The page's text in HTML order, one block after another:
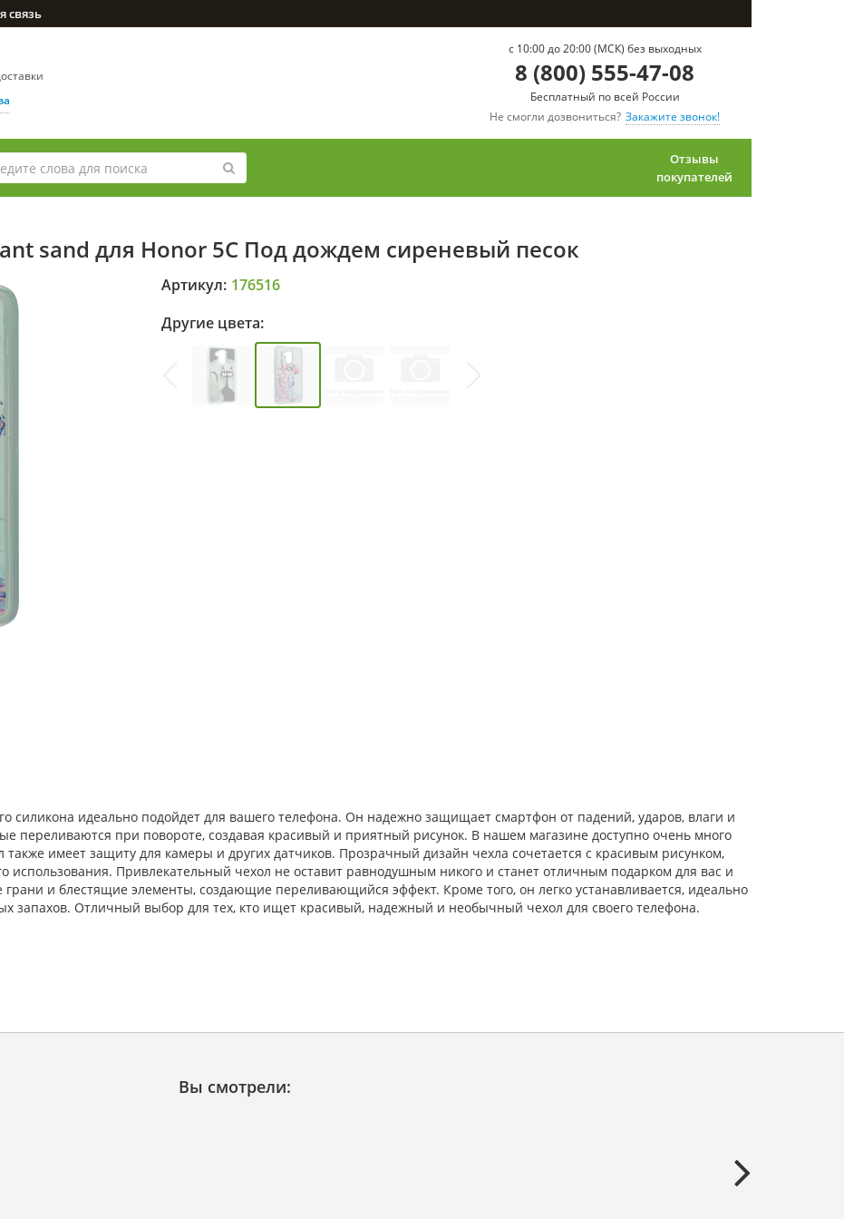
связь
c 10:00 до 20:00 (МСК) без выходных
8 (800) 555-47-08
Бесплатный по всей России
Не смогли дозвониться? Закажите звонок!
Отзывы
покупателей
sand для Honor 5C Под дождем сиреневый песок
Артикул: 176516
Другие цвета:
силикона идеально подойдет для вашего телефона. Он надежно защищает смартфон от падений, ударов, влаги и
переливаются при повороте, создавая красивый и приятный рисунок. В нашем магазине доступно очень много
имеет защиту для камеры и других датчиков. Прозрачный дизайн чехла сочетается с красивым рисунком,
использования. Привлекательный чехол не оставит равнодушным никого и станет отличным подарком для вас и
и блестящие элементы, создающие переливающийся эффект. Кроме того, он легко устанавливается, идеально
запахов. Отличный выбор для тех, кто ищет красивый, надежный и необычный чехол для своего телефона.
Вы смотрели: